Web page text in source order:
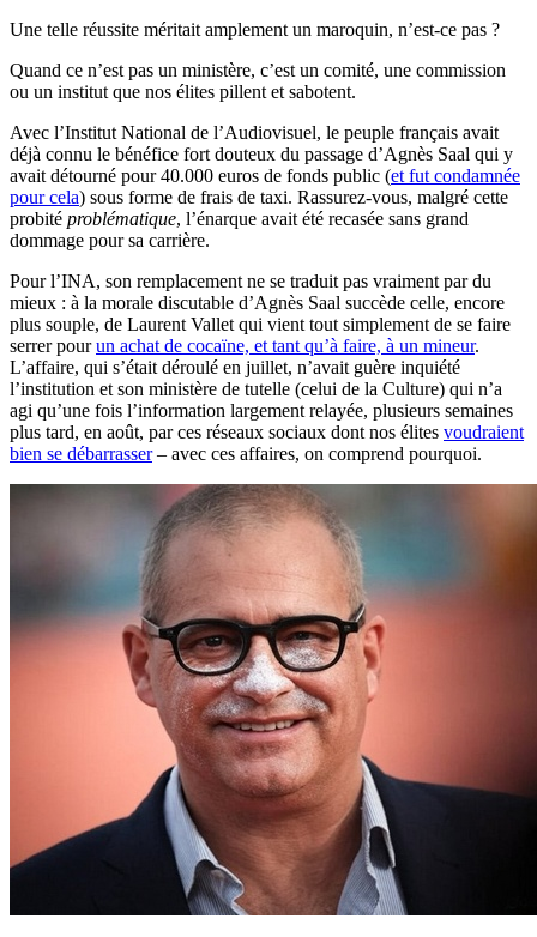
Une telle réussite méritait amplement un maroquin, n’est-ce pas ?
Quand ce n’est pas un ministère, c’est un comité, une commission
ou un institut que nos élites pillent et sabotent.
Avec l’Institut National de l’Audiovisuel, le peuple français avait
déjà connu le bénéfice fort douteux du passage d’Agnès Saal qui y
avait détourné pour 40.000 euros de fonds public (et fut condamnée
pour cela) sous forme de frais de taxi. Rassurez-vous, malgré cette
probité problématique, l’énarque avait été recasée sans grand
dommage pour sa carrière.
Pour l’INA, son remplacement ne se traduit pas vraiment par du
mieux : à la morale discutable d’Agnès Saal succède celle, encore
plus souple, de Laurent Vallet qui vient tout simplement de se faire
serrer pourun achat de cocaïne, et tant qu’à faire, à un mineur.
L’affaire, qui s’était déroulé en juillet, n’avait guère inquiété
l’institution et son ministère de tutelle (celui de la Culture) qui n’a
agi qu’une fois l’information largement relayée, plusieurs semaines
plus tard, en août, par ces réseaux sociaux dont nos élites voudraient
bien se débarrasser– avec ces affaires, on comprend pourquoi.